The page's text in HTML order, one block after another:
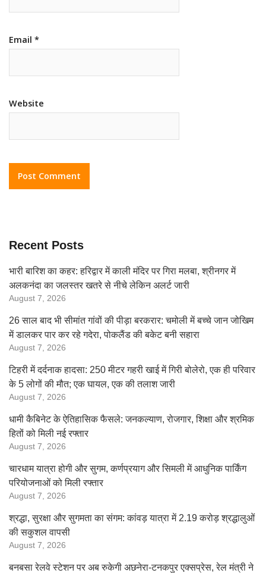
Email *
Website
Recent Posts
भारी बारिश का कहर: हरिद्वार में काली मंदिर पर गिरा मलबा, श्रीनगर में
अलकनंदा का जलस्तर खतरे से नीचे लेकिन अलर्ट जारी
August 7, 2026
26 साल बाद भी सीमांत गांवों की पीड़ा बरकरार: चमोली में बच्चे जान जोखिम
में डालकर पार कर रहे गदेरा, पोकलैंड की बकेट बनी सहारा
August 7, 2026
टिहरी में दर्दनाक हादसा: 250 मीटर गहरी खाई में गिरी बोलेरो, एक ही परिवार
के 5 लोगों की मौत; एक घायल, एक की तलाश जारी
August 7, 2026
धामी कैबिनेट के ऐतिहासिक फैसले: जनकल्याण, रोजगार, शिक्षा और श्रमिक
हितों को मिली नई रफ्तार
August 7, 2026
चारधाम यात्रा होगी और सुगम, कर्णप्रयाग और सिमली में आधुनिक पार्किंग
परियोजनाओं को मिली रफ्तार
August 7, 2026
श्रद्धा, सुरक्षा और सुगमता का संगम: कांवड़ यात्रा में 2.19 करोड़ श्रद्धालुओं
की सकुशल वापसी
August 7, 2026
बनबसा रेलवे स्टेशन पर अब रुकेगी अछनेरा-टनकपुर एक्सप्रेस, रेल मंत्री ने